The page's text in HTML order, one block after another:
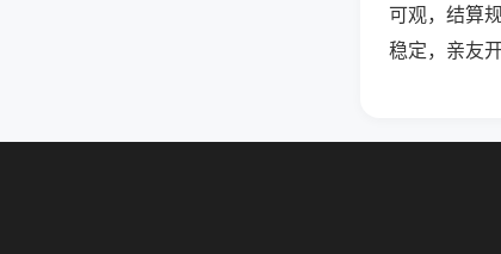
可观，结算
稳定，亲友